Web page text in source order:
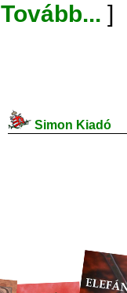
Tovább... ]
Simon Kiadó